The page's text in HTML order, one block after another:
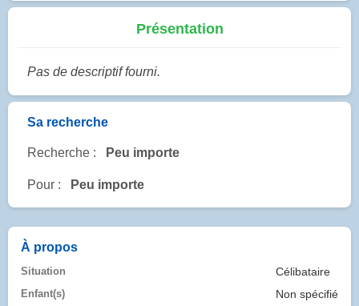
Présentation
Pas de descriptif fourni.
Sa recherche
Recherche : Peu importe
Pour : Peu importe
À propos
Situation Célibataire
Enfant(s) Non spécifié